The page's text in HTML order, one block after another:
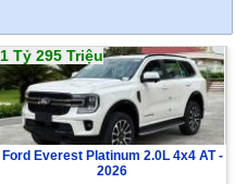
1 Tỷ 295 Triệu
Ford Everest Platinum 2.0L 4x4 AT -
2026